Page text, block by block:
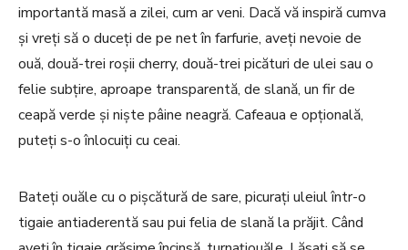
importantă masă a zilei, cum ar veni. Dacă vă inspiră cumva
și vreți să o duceți de pe net în farfurie, aveți nevoie de
ouă, două-trei roșii cherry, două-trei picături de ulei sau o
felie subțire, aproape transparentă, de slană, un fir de
ceapă verde și niște pâine neagră. Cafeaua e opțională,
puteți s-o înlocuiți cu ceai.
Bateți ouăle cu o pișcătură de sare, picurați uleiul într-o
tigaie antiaderentă sau pui felia de slană la prăjit. Când